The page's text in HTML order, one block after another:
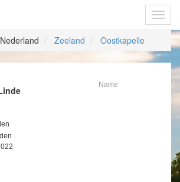
Nederland Zeeland Oostkapelle
Name